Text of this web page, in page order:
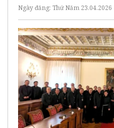
Ngày đăng: Thứ Năm 23.04.2026